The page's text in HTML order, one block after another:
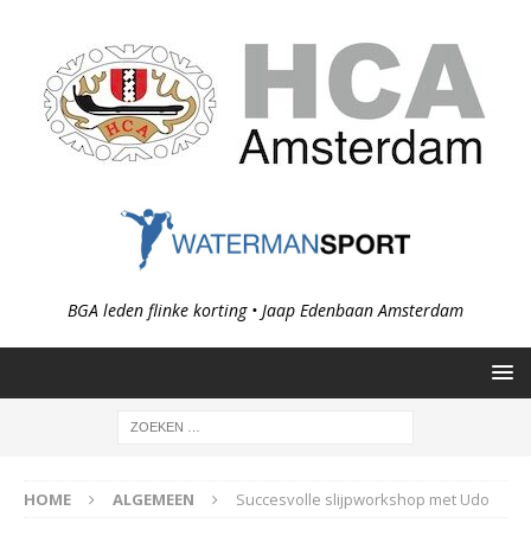
BGA leden flinke korting • Jaap Edenbaan Amsterdam
HOME ALGEMEEN Succesvolle slijpworkshop met Udo